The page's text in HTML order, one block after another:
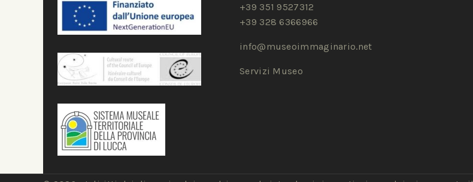
+39 351 9527312
+39 328 6366966
info@museoimmaginario.net
Servizi Museo